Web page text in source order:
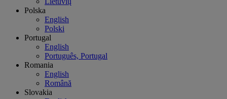
Polska
English
Polski
Portugal
English
Português, Portugal
Romania
English
Română
Slovakia